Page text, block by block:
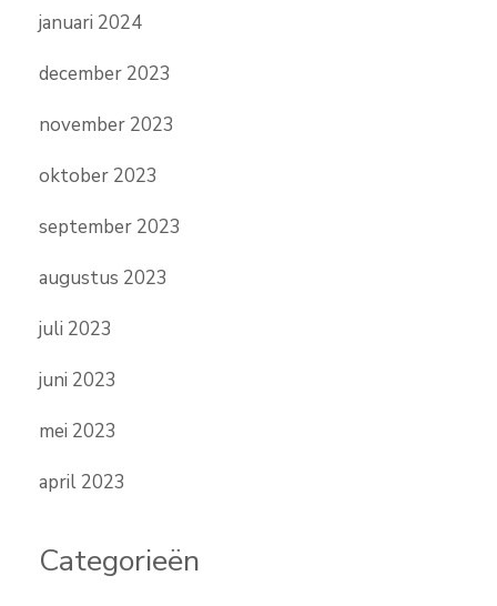
januari 2024
december 2023
november 2023
oktober 2023
september 2023
augustus 2023
juli 2023
juni 2023
mei 2023
april 2023
Categorieën